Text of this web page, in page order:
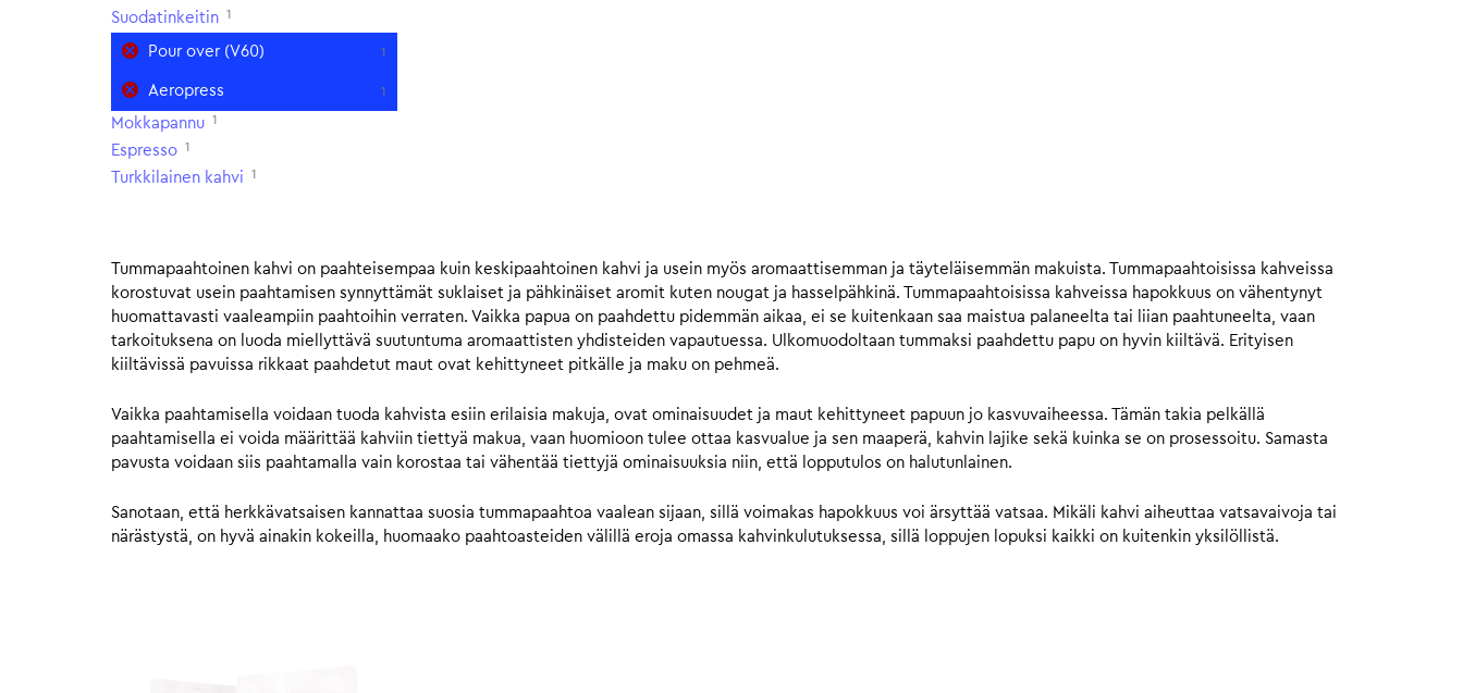
Suodatinkeitin 1
Pour over (V60) 1
Aeropress 1
Mokkapannu 1
Espresso 1
Turkkilainen kahvi 1
Tummapaahtoinen kahvi on paahteisempaa kuin keskipaahtoinen kahvi ja usein myös aromaattisemman ja täyteläisemmän makuista. Tummapaahtoisissa kahveissa
korostuvat usein paahtamisen synnyttämät suklaiset ja pähkinäiset aromit kuten nougat ja hasselpähkinä. Tummapaahtoisissa kahveissa hapokkuus on vähentynyt
huomattavasti vaaleampiin paahtoihin verraten. Vaikka papua on paahdettu pidemmän aikaa, ei se kuitenkaan saa maistua palaneelta tai liian paahtuneelta, vaan
tarkoituksena on luoda miellyttävä suutuntuma aromaattisten yhdisteiden vapautuessa. Ulkomuodoltaan tummaksi paahdettu papu on hyvin kiiltävä. Erityisen
kiiltävissä pavuissa rikkaat paahdetut maut ovat kehittyneet pitkälle ja maku on pehmeä.
Vaikka paahtamisella voidaan tuoda kahvista esiin erilaisia makuja, ovat ominaisuudet ja maut kehittyneet papuun jo kasvuvaiheessa. Tämän takia pelkällä
paahtamisella ei voida määrittää kahviin tiettyä makua, vaan huomioon tulee ottaa kasvualue ja sen maaperä, kahvin lajike sekä kuinka se on prosessoitu. Samasta
pavusta voidaan siis paahtamalla vain korostaa tai vähentää tiettyjä ominaisuuksia niin, että lopputulos on halutunlainen.
Sanotaan, että herkkävatsaisen kannattaa suosia tummapaahtoa vaalean sijaan, sillä voimakas hapokkuus voi ärsyttää vatsaa. Mikäli kahvi aiheuttaa vatsavaivoja tai
närästystä, on hyvä ainakin kokeilla, huomaako paahtoasteiden välillä eroja omassa kahvinkulutuksessa, sillä loppujen lopuksi kaikki on kuitenkin yksilöllistä.